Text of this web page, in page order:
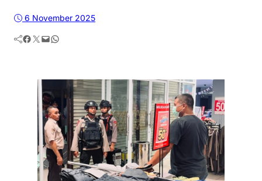
6 November 2025
Facebook Twitter Mail WhatsApp